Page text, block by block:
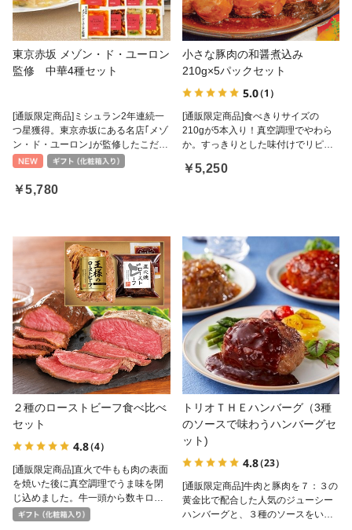
東京赤坂 メゾン・ド・ユーロン
監修 中華4種セット
[通販限定商品]ミシュラン2年連続一
つ星獲得。東京赤坂にある名店｢メゾ
ン・ド・ユーロン｣が監修したこだわ
り中華4種ギフトセット。
￥5,780
小さな豚肉の和醤煮込み
210g×5パックセット
5.0（1）
[通販限定商品]食べきりサイズの
210gが5本入り！真空調理でやわら
か。すっきりとした味付けでリピー
￥5,250
２種のローストビーフ食べ比べ
セット
4.8（4）
[通販限定商品]直火で牛もも肉の表面
を焼いた後に真空調理でうま味を閉
じ込めました。牛一頭から数キロし
かとれない、希少な部位である「と
トリオＴＨＥハンバーグ（3種
のソースで味わうハンバーグセ
ット)
4.8（23）
[通販限定商品]牛肉と豚肉を７：３の
黄金比で配合した人気のジューシー
ハンバーグと、３種のソースをいっ